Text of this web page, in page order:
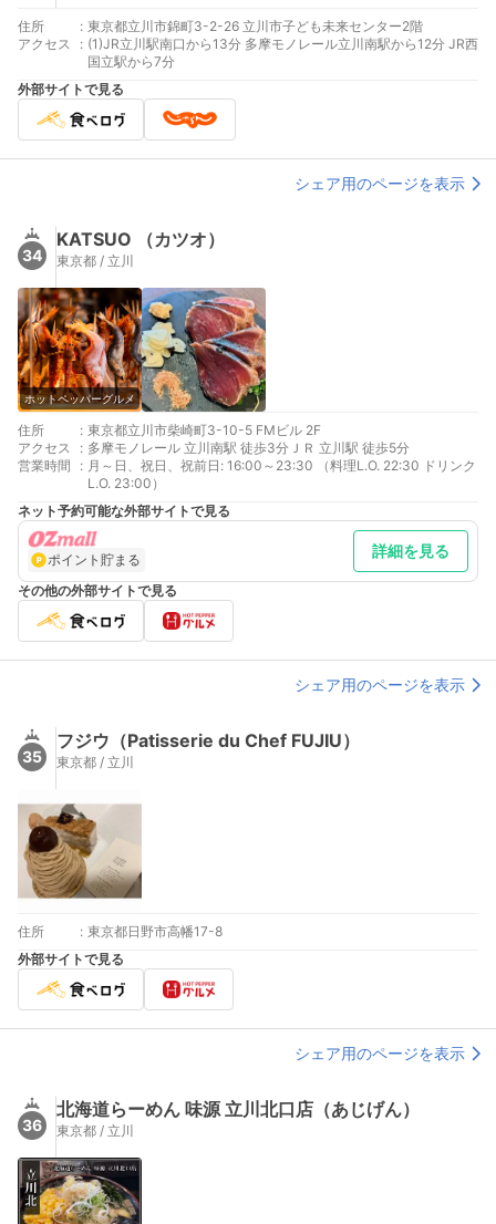
住所 : 東京都立川市錦町3-2-26 立川市子ども未来センター2階
アクセス
: (1)JR立川駅南口から13分 多摩モノレール立川南駅から12分 JR西
国立駅から7分
外部サイトで見る
シェア用のページを表示
34
KATSUO （カツオ）
東京都 / 立川
ホットペッパーグルメ
住所 : 東京都立川市柴崎町3-10-5 FMビル 2F
アクセス
: 多摩モノレール 立川南駅 徒歩3分ＪＲ 立川駅 徒歩5分
営業時間
: 月～日、祝日、祝前日: 16:00～23:30 （料理L.O. 22:30 ドリンク
L.O. 23:00）
ネット予約可能な外部サイトで見る
ポイント貯まる 詳細を見る
その他の外部サイトで見る
シェア用のページを表示
35
フジウ（Patisserie du Chef FUJIU）
東京都 / 立川
住所 : 東京都日野市高幡17-8
外部サイトで見る
シェア用のページを表示
36
北海道らーめん 味源 立川北口店（あじげん）
東京都 / 立川